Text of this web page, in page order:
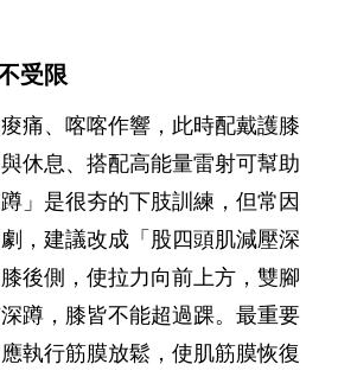
受限
痛、喀喀作響，此時配戴護膝
休息、搭配高能量雷射可幫助
」是很夯的下肢訓練，但常因
，建議改成「股四頭肌減壓深
後側，使拉力向前上方，雙腳
蹲，膝皆不能超過踝。最重要
執行筋膜放鬆，使肌筋膜恢復